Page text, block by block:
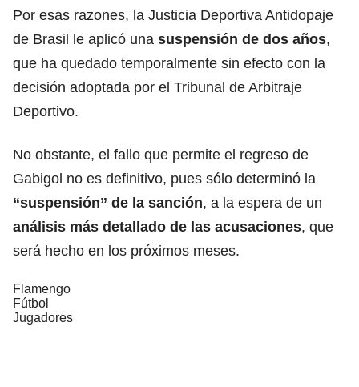
Por esas razones, la Justicia Deportiva Antidopaje
de Brasil le aplicó una suspensión de dos años,
que ha quedado temporalmente sin efecto con la
decisión adoptada por el Tribunal de Arbitraje
Deportivo.
No obstante, el fallo que permite el regreso de
Gabigol no es definitivo, pues sólo determinó la
“suspensión” de la sanción, a la espera de un
análisis más detallado de las acusaciones, que
será hecho en los próximos meses.
Flamengo
Fútbol
Jugadores